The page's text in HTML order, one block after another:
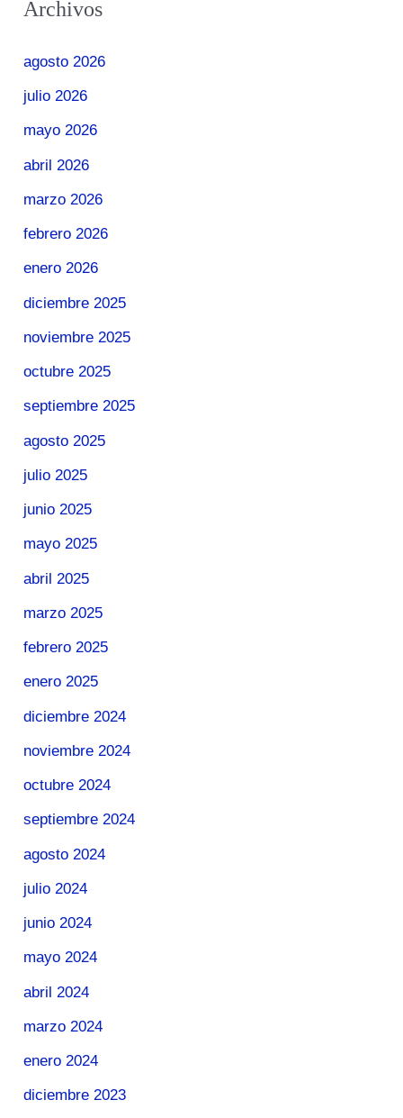
Archivos
agosto 2026
julio 2026
mayo 2026
abril 2026
marzo 2026
febrero 2026
enero 2026
diciembre 2025
noviembre 2025
octubre 2025
septiembre 2025
agosto 2025
julio 2025
junio 2025
mayo 2025
abril 2025
marzo 2025
febrero 2025
enero 2025
diciembre 2024
noviembre 2024
octubre 2024
septiembre 2024
agosto 2024
julio 2024
junio 2024
mayo 2024
abril 2024
marzo 2024
enero 2024
diciembre 2023